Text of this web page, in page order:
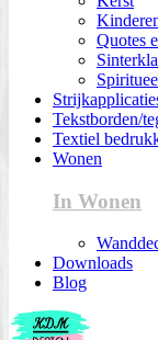
Quotes
Tekstborden/
Textiel
Wonen
In Wonen
Downloads
Blog